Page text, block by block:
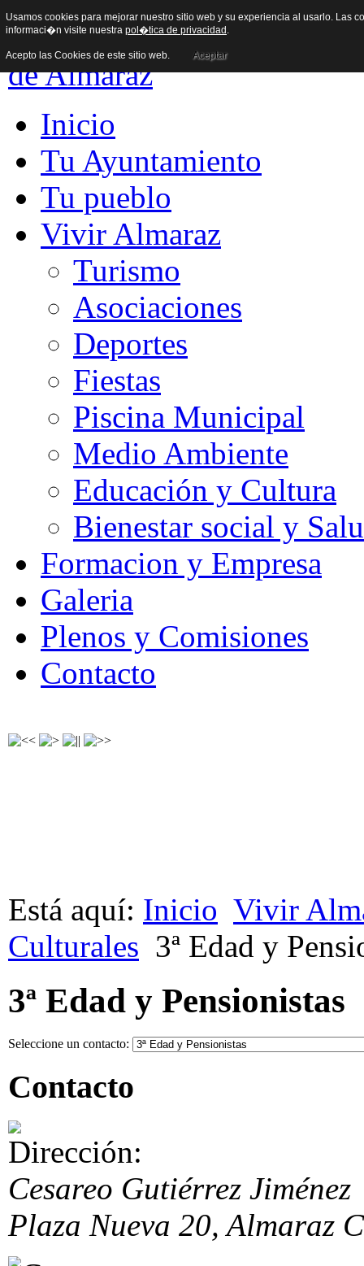
Inicio
Tu Ayuntamiento
Tu pueblo
Vivir Almaraz
Turismo
Asociaciones
Deportes
Fiestas
Piscina Municipal
Medio Ambiente
Educación y Cultura
Bienestar social y
Formacion y Empresa
Galeria
Plenos y Comisiones
Contacto
Está aquí: Inicio Vivir
Culturales 3ª Edad y
3ª Edad y Pensionistas
Seleccione un contacto:
Contacto
Cesareo Gutiérrez Jiménez
Plaza Nueva 20,Almaraz
Usamos cookies para mejorar nuestro sitio web y su experiencia al usarlo.
informaci�n visite nuestra pol�tica de privacidad .
Acepto las Cookies de este sitio web. Aceptar